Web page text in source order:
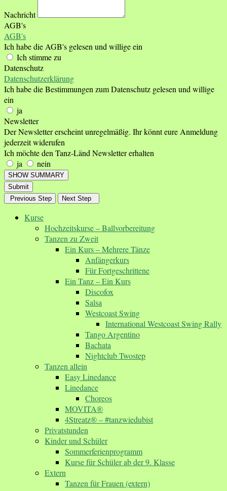
Nachricht
AGB's
AGB's
Ich habe die AGB's gelesen und willige ein
Ich stimme zu
Datenschutz
Datenschutzerklärung
Ich habe die Bestimmungen zum Datenschutz gelesen und willige
ein
ja
Newsletter
Der Newsletter erscheint unregelmäßig. Ihr könnt eure Anmeldung
jederzeit widerufen
Ich möchte den Tanz-Länd Newsletter erhalten
ja
nein
SHOW SUMMARY
Submit
Previous Step
Next Step
Kurse
Hochzeitskurse – Ballvorbereitung
Tanzen zu Zweit
Ein Kurs – Mehrere Tänze
Anfängerkurs
Für Fortgeschrittene
Ein Tanz – Ein Kurs
Discofox
Salsa
Westcoast Swing
International Westcoast Swing Rally
Tango Argentino
Bachata
Nightclub Twostep
Tanzen allein
Easy Linedance
Linedance
Choreos
MOVITA®
4Streatz® – #tanzwiedubist
Privatstunden
Kinder und Schüler
Sommerferienprogramm
Kurse für Schüler ab der 9. Klasse
Extern
Tanzen für Frauen (extern)